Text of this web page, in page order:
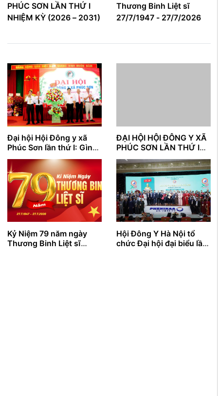
PHÚC SƠN LẦN THỨ I
NHIỆM KỲ (2026 – 2031)
Thương Binh Liệt sĩ
27/7/1947 - 27/7/2026
Đại hội Hội Đông y xã
Phúc Sơn lần thứ I: Gìn
giữ tinh hoa y học cổ
truyền, lan tỏa giá trị
nhân văn vì sức khỏe
cộng đồng
ĐẠI HỘI HỘI ĐÔNG Y XÃ
PHÚC SƠN LẦN THỨ I
NHIỆM KỲ (2026 – 2031)
Kỷ Niệm 79 năm ngày
Thương Binh Liệt sĩ
Hội Đông Y Hà Nội tổ
chức Đại hội đại biểu lần